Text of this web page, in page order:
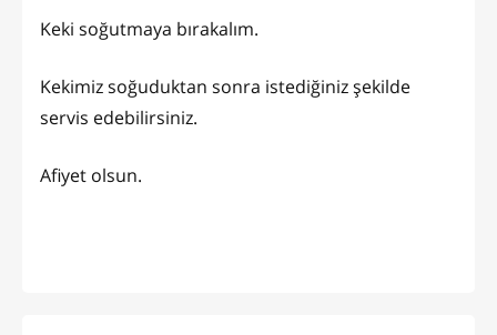
Keki soğutmaya bırakalım.
Kekimiz soğuduktan sonra istediğiniz şekilde
servis edebilirsiniz.
Afiyet olsun.